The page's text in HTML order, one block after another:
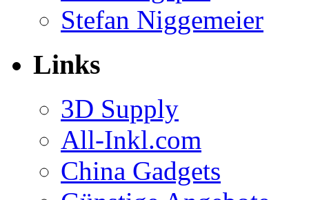
Stefan Niggemeier
Links
3D Supply
All-Inkl.com
China Gadgets